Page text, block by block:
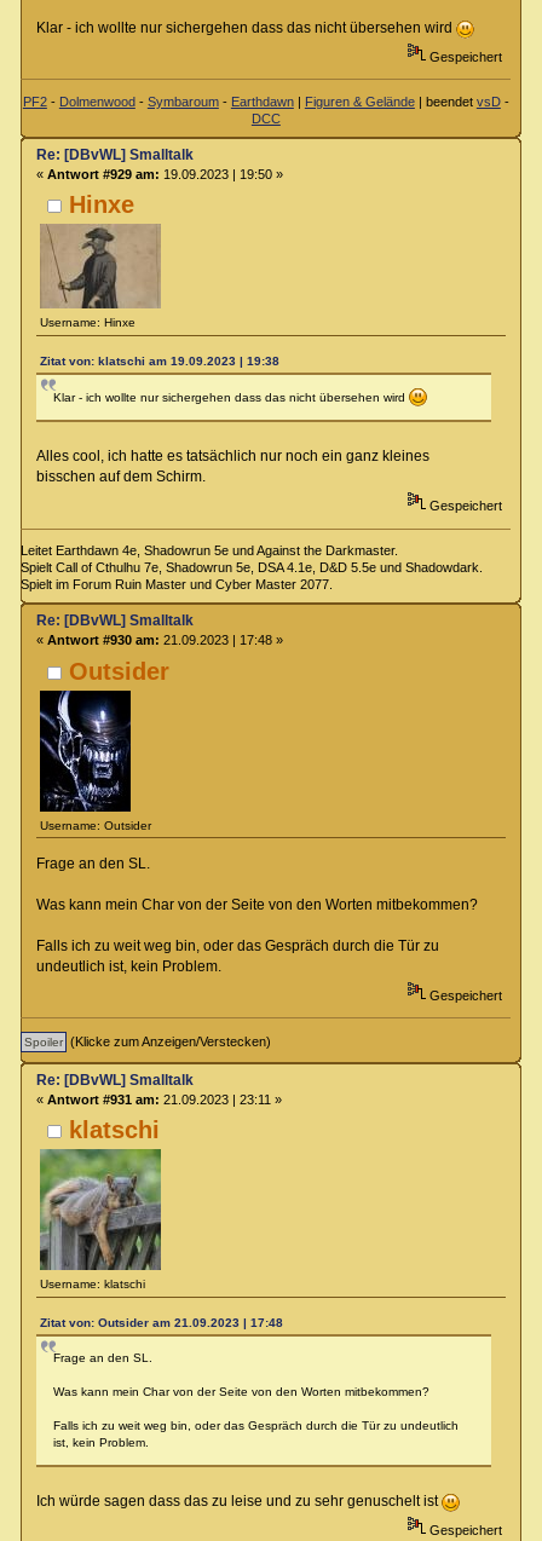
Klar - ich wollte nur sichergehen dass das nicht übersehen wird
Gespeichert
PF2- Dolmenwood- Symbaroum- Earthdawn| Figuren & Gelände| beendet vsD-
DCC
Hinxe
Username: Hinxe
Re: [DBvWL] Smalltalk
« Antwort #929 am: 19.09.2023 | 19:50 »
Zitat von: klatschi am 19.09.2023 | 19:38
Klar - ich wollte nur sichergehen dass das nicht übersehen wird
Alles cool, ich hatte es tatsächlich nur noch ein ganz kleines
bisschen auf dem Schirm.
Gespeichert
Leitet Earthdawn 4e, Shadowrun 5e und Against the Darkmaster.
Spielt Call of Cthulhu 7e, Shadowrun 5e, DSA 4.1e, D&D 5.5e und Shadowdark.
Spielt im Forum Ruin Master und Cyber Master 2077.
Outsider
Username: Outsider
Re: [DBvWL] Smalltalk
« Antwort #930 am: 21.09.2023 | 17:48 »
Frage an den SL.
Was kann mein Char von der Seite von den Worten mitbekommen?
Falls ich zu weit weg bin, oder das Gespräch durch die Tür zu
undeutlich ist, kein Problem.
Gespeichert
(Klicke zum Anzeigen/Verstecken)
klatschi
Username: klatschi
Re: [DBvWL] Smalltalk
« Antwort #931 am: 21.09.2023 | 23:11 »
Zitat von: Outsider am 21.09.2023 | 17:48
Frage an den SL.
Was kann mein Char von der Seite von den Worten mitbekommen?
Falls ich zu weit weg bin, oder das Gespräch durch die Tür zu undeutlich
ist, kein Problem.
Ich würde sagen dass das zu leise und zu sehr genuschelt ist
Gespeichert